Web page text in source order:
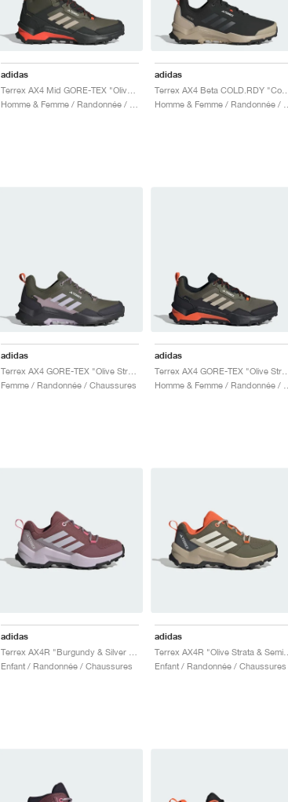
adidas adidas
Terrex AX4 Beta COLD.RDY "Core Black & Carbon"
adidas
Femme / Randonnée / Chaussures
adidas
Terrex AX4 GORE-TEX "Olive Strata & Wonder Beige"
adidas
Enfant / Randonnée / Chaussures
adidas
Terrex AX4R "Olive Strata & Semi Impact Orange"
Enfant / Randonnée / Chaussures